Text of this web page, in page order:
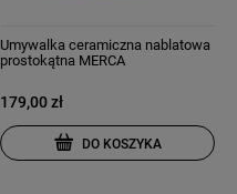
Umywalka ceramiczna nablatowa
prostokątna MERCA
179,00 zł
DO KOSZYKA